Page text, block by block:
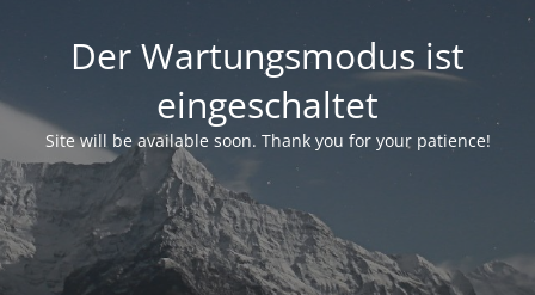
Der Wartungsmodus ist
eingeschaltet
Site will be available soon. Thank you for your patience!